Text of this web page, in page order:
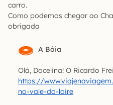
carro.
Como podemos chegar ao
obrigada
A Bóia
Olá, Docelina! O Ricardo
https://
no-vale-do-loire